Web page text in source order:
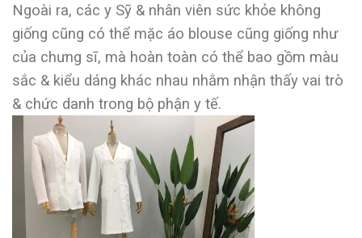
Ngoài ra, các y Sỹ & nhân viên sức khỏe không
giống cũng có thể mặc áo blouse cũng giống như
của chưng sĩ, mà hoàn toàn có thể bao gồm màu
sắc & kiểu dáng khác nhau nhằm nhận thấy vai trò
& chức danh trong bộ phận y tế.